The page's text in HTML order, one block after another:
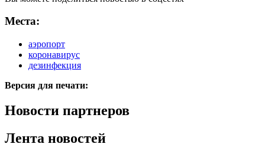
Места:
аэропорт
коронавирус
дезинфекция
Версия для печати:
Новости партнеров
Лента новостей